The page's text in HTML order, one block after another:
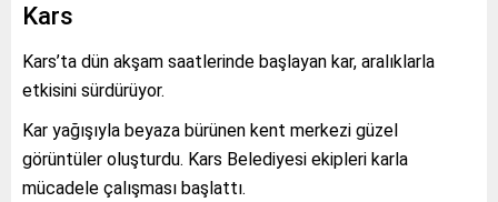
Kars
Kars’ta dün akşam saatlerinde başlayan kar, aralıklarla
etkisini sürdürüyor.
Kar yağışıyla beyaza bürünen kent merkezi güzel
görüntüler oluşturdu. Kars Belediyesi ekipleri karla
mücadele çalışması başlattı.